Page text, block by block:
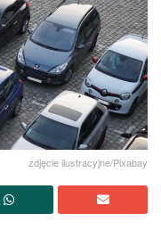
zdjęcie ilustracyjne/Pixabay